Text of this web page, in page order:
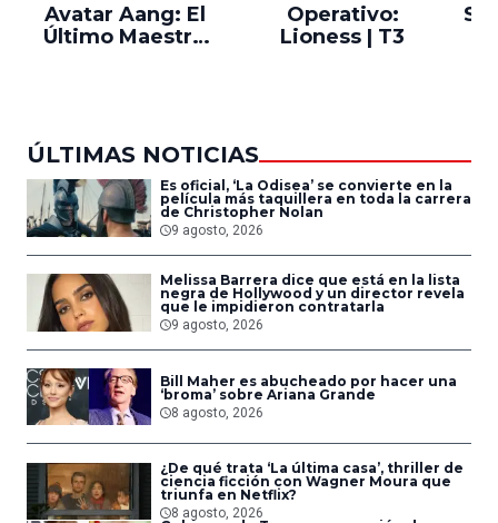
Avatar Aang: El
Último Maestro
Operativo:
Lioness | T3
ÚLTIMAS NOTICIAS
Es oficial, ‘La Odisea’ se convierte en la
película más taquillera en toda la carrera
de Christopher Nolan
9 agosto, 2026
Melissa Barrera dice que está en la lista
negra de Hollywood y un director revela
que le impidieron contratarla
9 agosto, 2026
Bill Maher es abucheado por hacer una
‘broma’ sobre Ariana Grande
8 agosto, 2026
¿De qué trata ‘La última casa’, thriller de
ciencia ficción con Wagner Moura que
triunfa en Netflix?
8 agosto, 2026